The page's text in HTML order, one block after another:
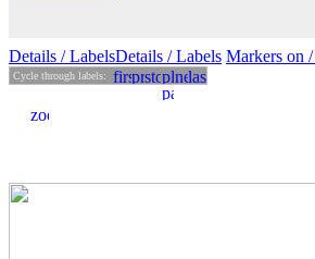
Details / LabelsDetails /Labels Markers on /
Cycle through labels: